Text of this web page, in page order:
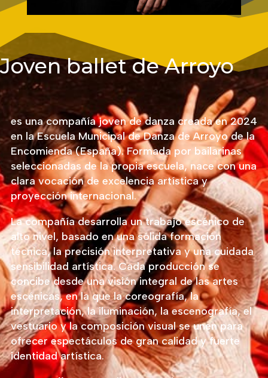
Joven ballet de Arroyo
es una compañía joven de danza creada en 2024
en la Escuela Municipal de Danza de Arroyo de la
Encomienda (España). Formada por bailarinas
seleccionadas de la propia escuela, nace con una
clara vocación de excelencia artística y
proyección internacional.
La compañía desarrolla un trabajo escénico de
alto nivel, basado en una sólida formación
técnica, la precisión interpretativa y una cuidada
sensibilidad artística. Cada producción se
concibe desde una visión integral de las artes
escénicas, en la que la coreografía, la
interpretación, la iluminación, la escenografía, el
vestuario y la composición visual se unen para
ofrecer espectáculos de gran calidad y fuerte
identidad artística.